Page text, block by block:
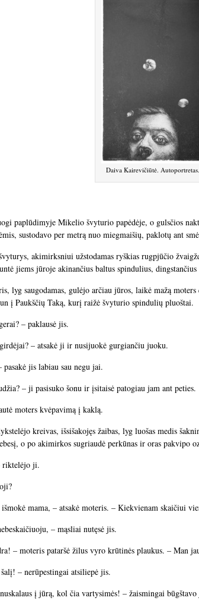
Daiva Kairevičiūtė.
paplūdimyje Mikelio švyturio papėdėje, o gulsčios
sustodavo per metrą nuo miegmaišių, paklotų ant
akimirksniui užstodamas ryškias rugpjūčio
jiems jūroje akinančius baltus spindulius,
lyg saugodamas, gulėjo arčiau jūros, laikė mažą
į Paukščių Taką, kurį raižė švyturio spindulių pluoštai.
– paklausė jis.
– atsakė ji ir nusijuokė gurgiančiu juoku.
jis labiau sau negu jai.
– ji pasisuko šonu ir įsitaisė patogiau jam ant peties.
moters kvėpavimą į kaklą.
kreivas, išsišakojęs žaibas, lyg luošas medis
o po akimirkos sugriaudė perkūnas ir oras pakvipo
riktelėjo ji.
mama, – atsakė moteris. – Kiekvienam skaičiui
– mąsliai nutęsė jis.
– moteris pataršė žilus vyro krūtinės plaukus. – Man
– nerūpestingai atsiliepė jis.
į jūrą, kol čia vartysimės! – žaismingai